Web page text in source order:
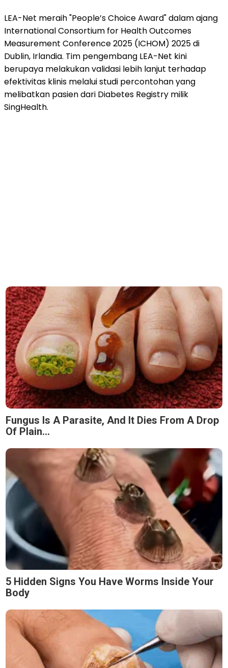
LEA-Net meraih "People’s Choice Award" dalam ajang
International Consortium for Health Outcomes
Measurement Conference 2025 (ICHOM) 2025 di
Dublin, Irlandia. Tim pengembang LEA-Net kini
berupaya melakukan validasi lebih lanjut terhadap
efektivitas klinis melalui studi percontohan yang
melibatkan pasien dari Diabetes Registry milik
SingHealth.
Fungus Is A Parasite, And It Dies From A Drop
Of Plain...
5 Hidden Signs You Have Worms Inside Your
Body